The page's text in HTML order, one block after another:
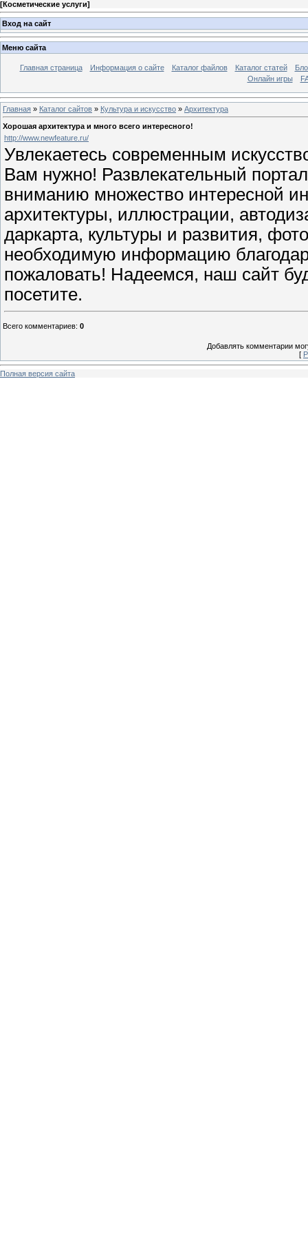
[Косметические услуги]
Вход на сайт
Меню сайта
Главная страница Информация о сайте Каталог файлов Каталог статей
Онлайн игры
Главная » Каталог сайтов » Культура и искусство » Архитектура
Хорошая архитектура и много всего интересного!
http://www.newfeature.ru/
Увлекаетесь современным
Вам нужно! Развлекательный
вниманию множество интересной
архитектуры, иллюстрации,
даркарта, культуры и развития,
необходимую информацию
пожаловать! Надеемся, наш сайт
посетите.
Всего комментариев: 0
Добавлять комментарии
[
Полная версия сайта